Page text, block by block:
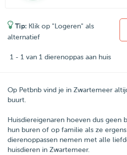
Tip: Klik op "Logeren" als
alternatief
1 - 1 van 1 dierenoppas aan huis
Op Petbnb vind je in Zwartemeer
buurt.
Huisdiereigenaren hoeven dus
hun buren of op familie als ze
dierenoppassen nemen met alle
huisdieren in Zwartemeer.